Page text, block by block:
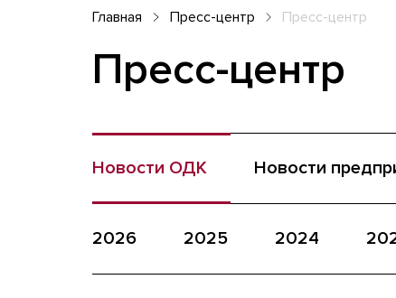
Главная Пресс-центр Пресс-центр
Пресс-центр
Новости ОДК Новости
2026 2025 2024